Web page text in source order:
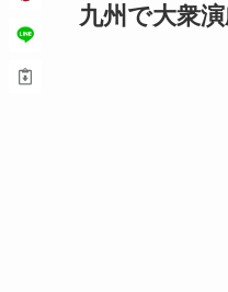
九州で大衆